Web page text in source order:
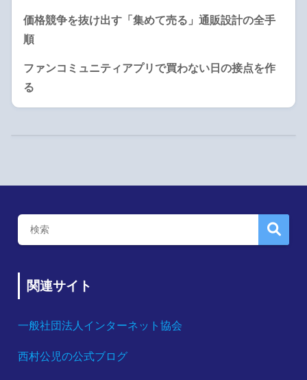
価格競争を抜け出す「集めて売る」通販設計の全手
順
ファンコミュニティアプリで買わない日の接点を作
る
関連サイト
一般社団法人インターネット協会
西村公児の公式ブログ